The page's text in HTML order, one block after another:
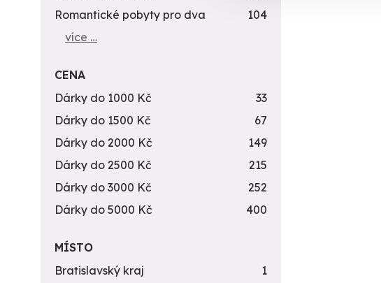
Romantické pobyty pro dva
104
více …
CENA
Dárky do 1000 Kč
33
Dárky do 1500 Kč
67
Dárky do 2000 Kč
149
Dárky do 2500 Kč
215
Dárky do 3000 Kč
252
Dárky do 5000 Kč
400
MÍSTO
Bratislavský kraj
1